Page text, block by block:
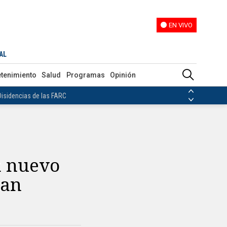
EN VIVO
Salud Programas Opinión
de las FARC
de las FARC
nuevo